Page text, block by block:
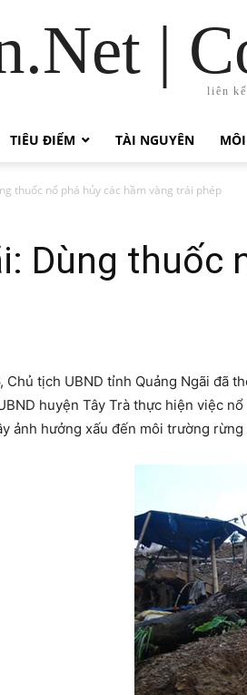
|
liên
TIÊU ĐIỂM TÀI NGUYÊN
thuốc nổ phá hủy các hầm vàng trái phép
Dùng thuốc
Chủ tịch UBND tỉnh Quảng Ngãi đã
huyện Tây Trà thực hiện việc
ảnh hưởng xấu đến môi trường